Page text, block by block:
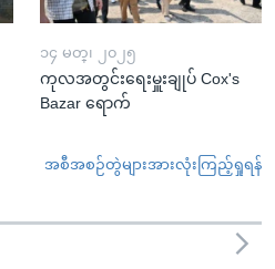
၁၄ မတ္၊ ၂၀၂၅
ကုလအတွင်းရေးမှူးချုပ် Cox's
Bazar ရောက်
အစီအစဉ်တွဲများအားလုံးကြည့်ရှုရန်